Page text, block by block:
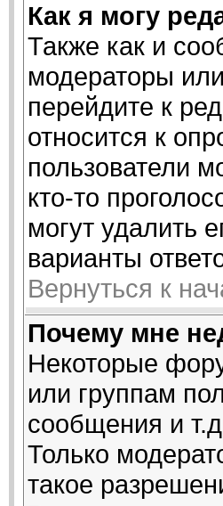
Как я могу
Также как и
модераторы
перейдите к
относится к
пользователи
кто-то
могут удалить
варианты
Вернуться к
Почему мне
Некоторые
или группам
сообщения и
Только
такое